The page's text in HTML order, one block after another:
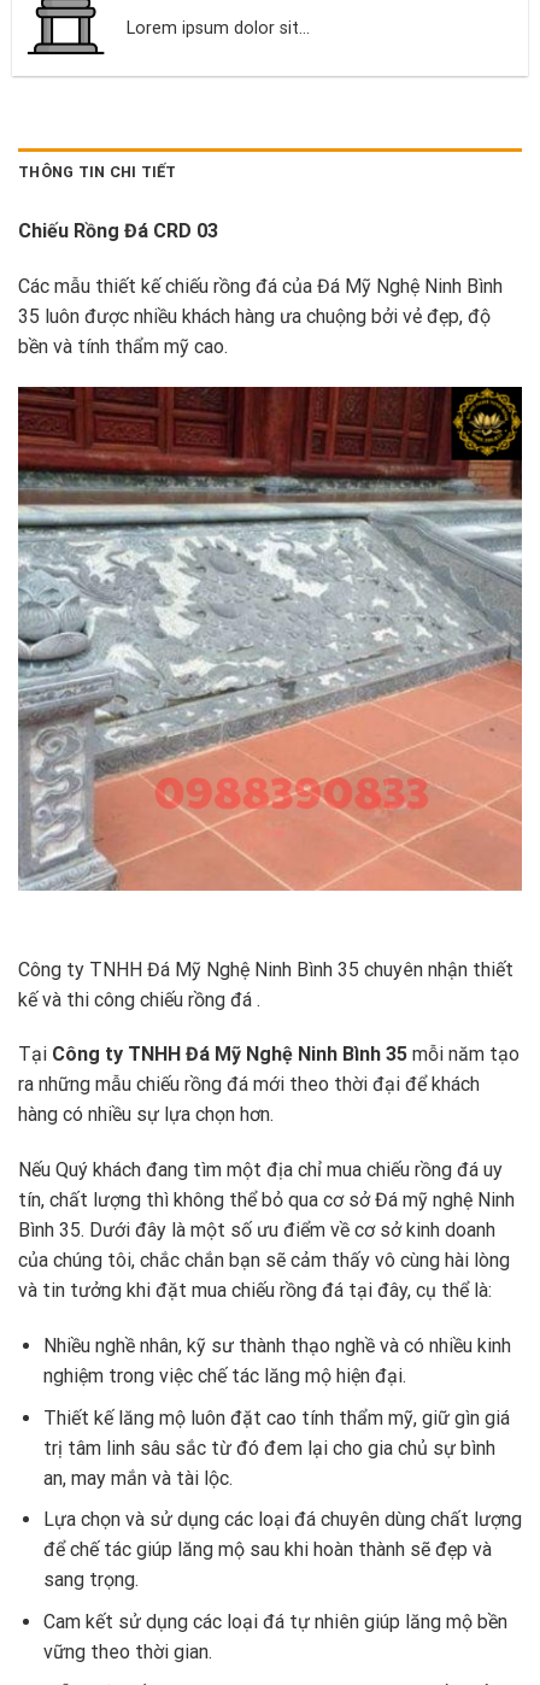
Lorem ipsum dolor sit...
THÔNG TIN CHI TIẾT
Chiếu Rồng Đá CRD 03
Các mẫu thiết kế chiếu rồng đá của Đá Mỹ Nghệ Ninh Bình
35 luôn được nhiều khách hàng ưa chuộng bởi vẻ đẹp, độ
bền và tính thẩm mỹ cao.
Công ty TNHH Đá Mỹ Nghệ Ninh Bình 35 chuyên nhận thiết
kế và thi công chiếu rồng đá .
Tại Công ty TNHH Đá Mỹ Nghệ Ninh Bình 35 mỗi năm tạo
ra những mẫu chiếu rồng đá mới theo thời đại để khách
hàng có nhiều sự lựa chọn hơn.
Nếu Quý khách đang tìm một địa chỉ mua chiếu rồng đá uy
tín, chất lượng thì không thể bỏ qua cơ sở Đá mỹ nghệ Ninh
Bình 35. Dưới đây là một số ưu điểm về cơ sở kinh doanh
của chúng tôi, chắc chắn bạn sẽ cảm thấy vô cùng hài lòng
và tin tưởng khi đặt mua chiếu rồng đá tại đây, cụ thể là:
Nhiều nghề nhân, kỹ sư thành thạo nghề và có nhiều kinh
nghiệm trong việc chế tác lăng mộ hiện đại.
Thiết kế lăng mộ luôn đặt cao tính thẩm mỹ, giữ gìn giá
trị tâm linh sâu sắc từ đó đem lại cho gia chủ sự bình
an, may mắn và tài lộc.
Lựa chọn và sử dụng các loại đá chuyên dùng chất lượng
để chế tác giúp lăng mộ sau khi hoàn thành sẽ đẹp và
sang trọng.
Cam kết sử dụng các loại đá tự nhiên giúp lăng mộ bền
vững theo thời gian.